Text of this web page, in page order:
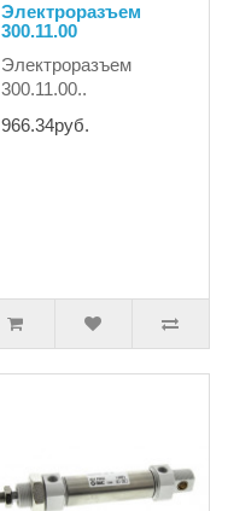
Электроразъем
300.11.00
Электроразъем
300.11.00..
966.34руб.